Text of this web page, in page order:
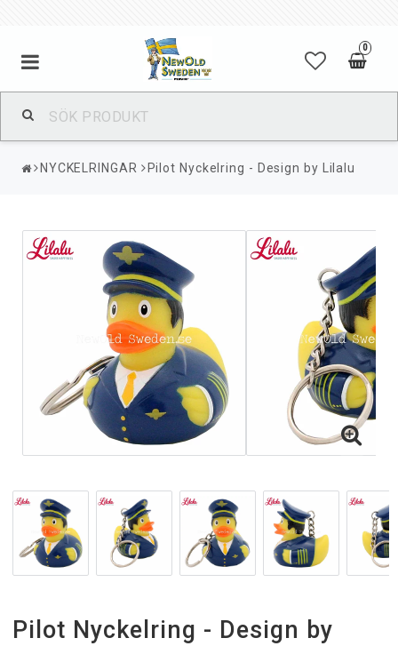
0
NYCKELRINGAR Pilot Nyckelring - Design by Lilalu
Pilot Nyckelring - Design by